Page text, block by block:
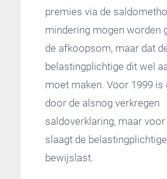
premies via de
mindering mogen worden
de afkoopsom, maar dat
belastingplichtige dit wel
moet maken. Voor 1999 is
door de alsnog verkregen
saldoverklaring, maar voor
slaagt de
bewijslast.